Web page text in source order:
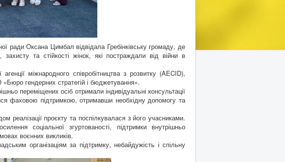
ради Оксана Цимбал відвідала Гребінківську громаду, де
захисту та стійкості жінок, які постраждали від війни в
міжнародного співробітництва з розвитку (AECID),
гендерних стратегій і бюджетування».
переміщених осіб отримали індивідуальні консультації
фаховою підтримкою, отримавши необхідну допомогу та
проєкту та поспілкувалася з його учасниками.
соціальної згуртованості, підтримки внутрішньо
воєнних викликів.
організаціям за підтримку, небайдужість і спільну